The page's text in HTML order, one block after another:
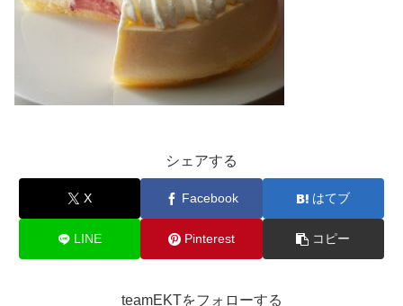
シェアする
X Facebook はてブ
LINE Pinterest コピー
teamEKTをフォローする